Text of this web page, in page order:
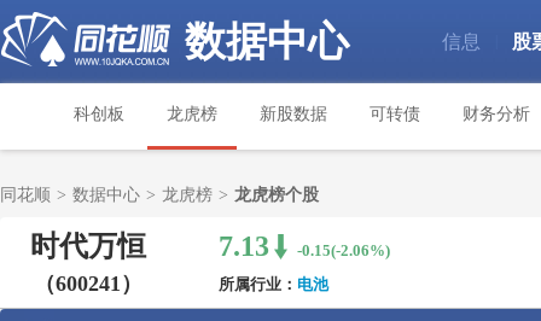
数据中心 信息 股
科创板 龙虎榜 新股数据 可转债 财务分析
同花顺 > 数据中心 > 龙虎榜 > 龙虎榜个股
时代万恒
（600241）
7.13
-0.15(-2.06%)
所属行业： 电池